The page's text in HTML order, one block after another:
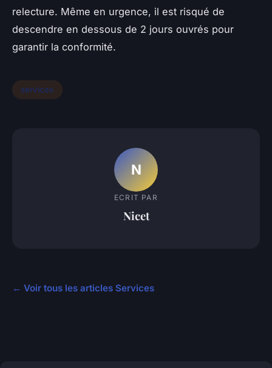
relecture. Même en urgence, il est risqué de
descendre en dessous de 2 jours ouvrés pour
garantir la conformité.
services
N
ECRIT PAR
Nicet
← Voir tous les articles Services